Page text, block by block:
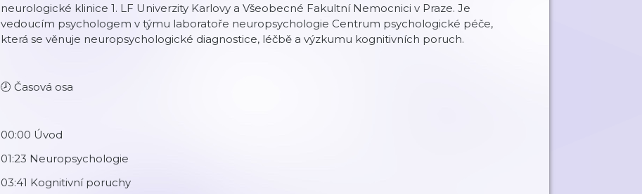
neurologické klinice 1. LF Univerzity Karlovy a Všeobecné Fakultní Nemocnici v Praze. Je
vedoucím psychologem v týmu laboratoře neuropsychologie Centrum psychologické péče,
která se věnuje neuropsychologické diagnostice, léčbě a výzkumu kognitivních poruch.
🕗 Časová osa
00:00 Úvod
01:23 Neuropsychologie
03:41 Kognitivní poruchy